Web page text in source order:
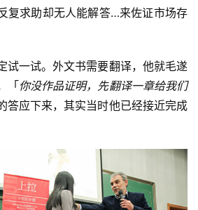
复求助却无人能解答…来佐证市场存
试一试。外文书需要翻译，他就毛遂
「你没作品证明，先翻译一章给我们
答应下来，其实当时他已经接近完成